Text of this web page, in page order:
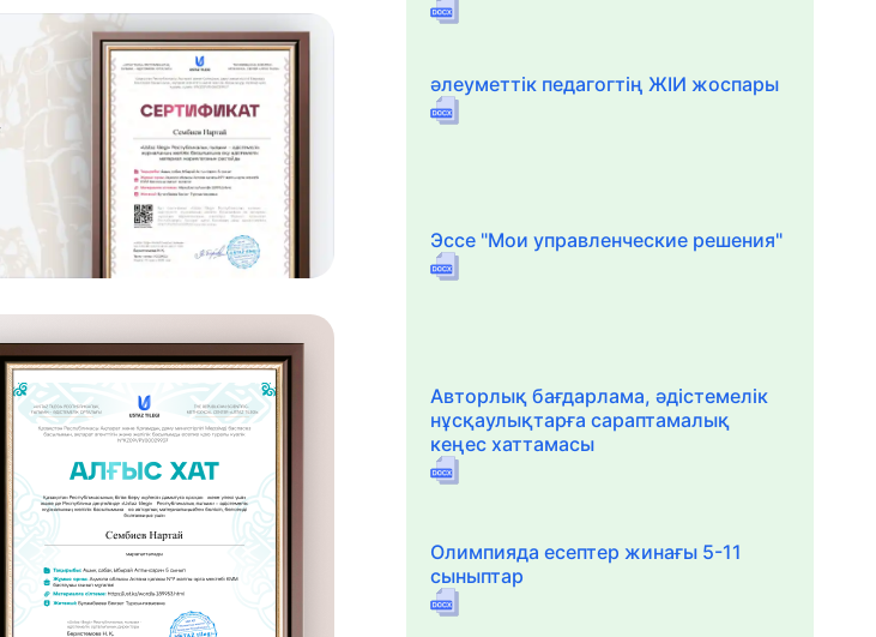
әлеуметтік педагогтің ЖІИ жоспары
Эссе "Мои управленческие решения"
Авторлық бағдарлама, әдістемелік
нұсқаулықтарға сараптамалық
кеңес хаттамасы
Олимпияда есептер жинағы 5-11
сыныптар